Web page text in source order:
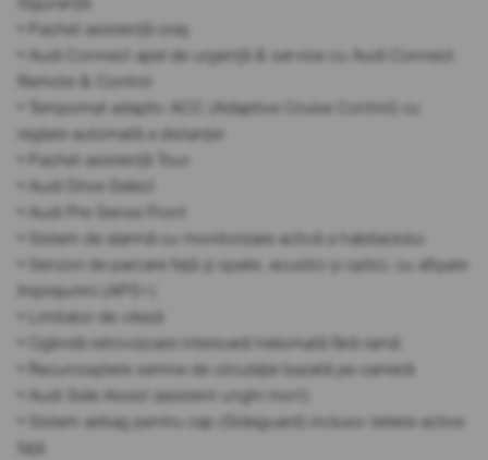
• Pachet asistență oraș
• Audi Connect apel de urgență & service cu Audi Connect
Remote & Control
• Tempomat adaptiv ACC (Adaptive Cruise Control) cu
reglare automată a distanței
• Pachet asistență Tour
• Audi Drive Select
• Audi Pre Sense Front
• Sistem de alarmă cu monitorizare activă a habitaclului
• Senzori de parcare față și spate, acustici și optici, cu afișare
împrejurimi (APS+)
• Limitator de viteză
• Oglindă retrovizoare interioară heliomată fără ramă
• Recunoaștere semne de circulație bazată pe cameră
• Audi Side Assist (asistent unghi mort)
• Sistem airbag pentru cap (Sideguard) inclusiv tetiere active
față